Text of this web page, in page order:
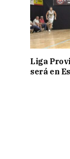
Liga
será en